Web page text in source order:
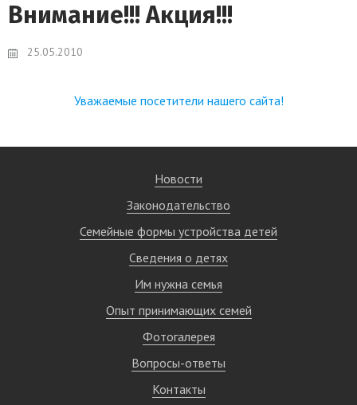
Внимание!!! Акция!!!
25.05.2010
Уважаемые посетители нашего сайта!
Новости
Законодательство
Семейные формы устройства детей
Сведения о детях
Им нужна семья
Опыт принимающих семей
Фотогалерея
Вопросы-ответы
Контакты